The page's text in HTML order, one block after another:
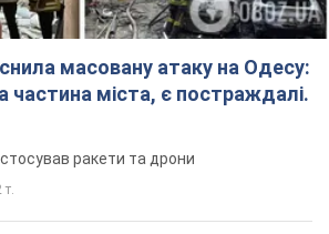
масовану атаку на Одесу:
частина міста, є постраждалі.
ракети та дрони
т.